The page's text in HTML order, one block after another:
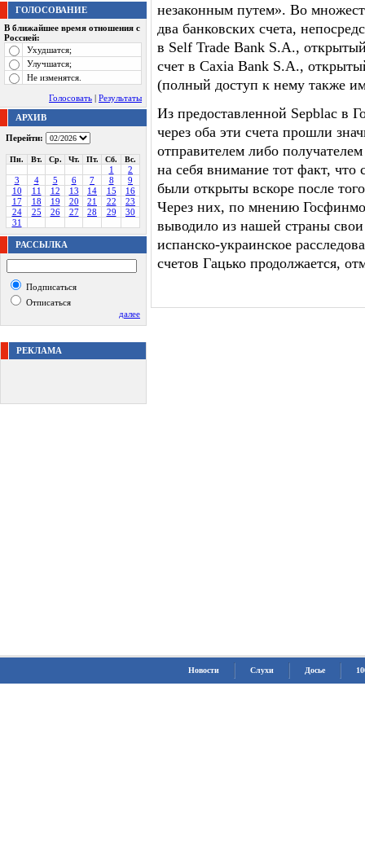
ГОЛОСОВАНИЕ
В ближайшее время отношения с
Россией:
Ухудшатся;
Улучшатся;
Не изменятся.
Голосовать | Результаты
АРХИВ
Перейти:
Пн. Вт. Ср. Чт. Пт. Сб. Вс.
1
2
3
4 5 6 7 8
9
10
11 12 13 14 15
16
17
18 19 20 21 22
23
24
25 26 27 28 29
30
31
РАССЫЛКА
Подписаться
Отписаться
далее
РЕКЛАМА
незаконным путем». Во
два банковских счета,
в Self Trade Bank S.A.,
счет в Caxia Bank S.A.,
(полный доступ к нему также
Из предоставленной Sepblac в
через оба эти счета прошли
отправителем либо
на себя внимание тот факт,
были открыты вскоре после
Через них, по мнению
выводило из нашей страны
испанско-украинское
счетов Гацько продолжается,
Новости Слухи Досье